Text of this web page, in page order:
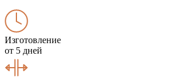
Изготовление
от 5 дней